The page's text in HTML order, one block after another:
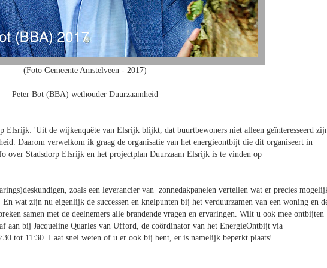
(Foto Gemeente Amstelveen - 2017)
Peter Bot (BBA) wethouder Duurzaamheid
Elsrijk: 'Uit de wijkenquête van Elsrijk blijkt, dat buurtbewoners niet alleen geïnteresseerd
Daarom verwelkom ik graag de organisatie van het energieontbijt die dit organiseert in
over Stadsdorp Elsrijk en het projectplan Duurzaam Elsrijk is te vinden op
zoals een leverancier van zonnedakpanelen vertellen wat er precies
wat zijn nu eigenlijk de successen en knelpunten bij het verduurzamen van een woning en
samen met de deelnemers alle brandende vragen en ervaringen. Wilt u ook mee ontbijten
aan bij Jacqueline Quarles van Ufford, de coördinator van het EnergieOntbijt via
tot 11:30. Laat snel weten of u er ook bij bent, er is namelijk beperkt plaats!